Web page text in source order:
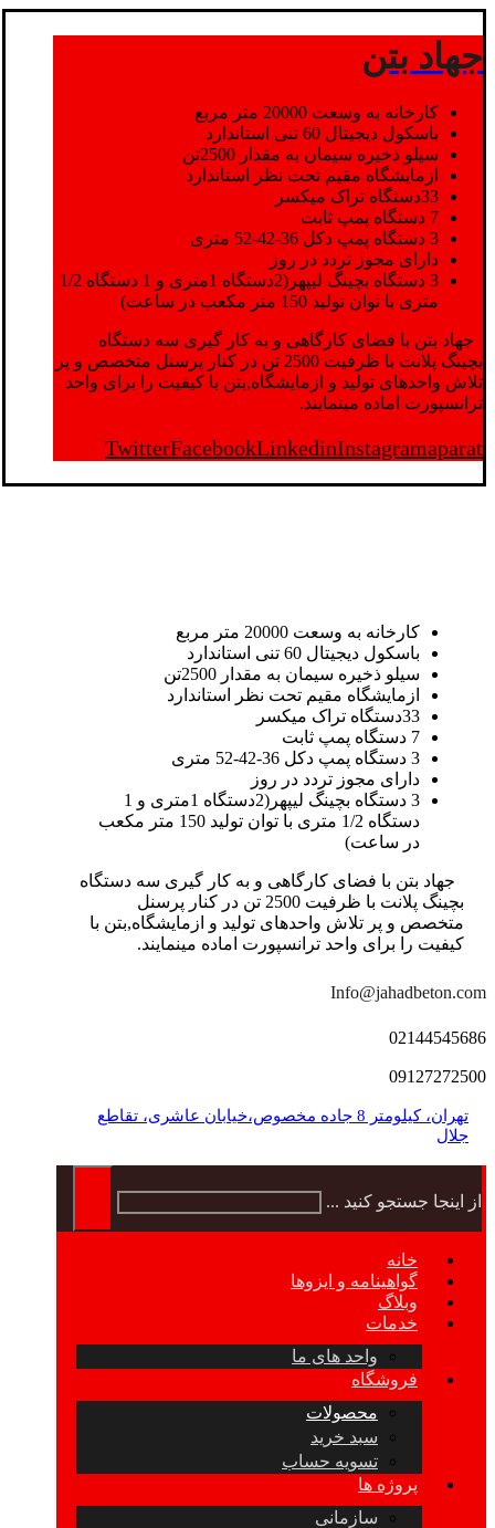
جهاد بتن
کارخانه به وسعت 20000 متر مربع
باسکول دیجیتال 60 تنی استاندارد
سیلو ذخیره سیمان به مقدار 2500تن
ازمایشگاه مقیم تحت نظر استاندارد
33دستگاه تراک میکسر
7 دستگاه پمپ ثابت
3 دستگاه پمپ دکل 36-42-52 متری
دارای مجوز تردد در روز
3 دستگاه بچینگ لیپهر(2دستگاه 1متری و 1 دستگاه 1/2
متری با توان تولید 150 متر مکعب در ساعت)
جهاد بتن با فضای کارگاهی و به کار گیری سه دستگاه
بچینگ پلانت با ظرفیت 2500 تن در کنار پرسنل متخصص و پر
تلاش واحدهای تولید و ازمایشگاه,بتن با کیفیت را برای واحد
ترانسپورت اماده مینمایند.
TwitterFacebookLinkedinInstagramaparat
کارخانه به وسعت 20000 متر مربع
باسکول دیجیتال 60 تنی استاندارد
سیلو ذخیره سیمان به مقدار 2500تن
ازمایشگاه مقیم تحت نظر استاندارد
33دستگاه تراک میکسر
7 دستگاه پمپ ثابت
3 دستگاه پمپ دکل 36-42-52 متری
دارای مجوز تردد در روز
3 دستگاه بچینگ لیپهر(2دستگاه 1متری و 1
دستگاه 1/2 متری با توان تولید 150 متر مکعب
در ساعت)
جهاد بتن با فضای کارگاهی و به کار گیری سه دستگاه
بچینگ پلانت با ظرفیت 2500 تن در کنار پرسنل
متخصص و پر تلاش واحدهای تولید و ازمایشگاه,بتن با
کیفیت را برای واحد ترانسپورت اماده مینمایند.
Info@jahadbeton.com
02144545686
09127272500
تهران، کیلومتر 8 جاده مخصوص،خیابان عاشری، تقاطع
جلال
از اینجا جستجو کنید ...
خانه
گواهینامه و ایزوها
وبلاگ
خدمات
واحد های ما
فروشگاه
محصولات
سبد خرید
تسویه حساب
پروژه ها
سازمانی